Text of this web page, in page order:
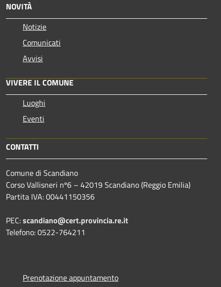
NOVITÀ
Notizie
Comunicati
Avvisi
VIVERE IL COMUNE
Luoghi
Eventi
CONTATTI
Comune di Scandiano
Corso Vallisneri nº6 – 42019 Scandiano (Reggio Emilia)
Partita IVA: 00441150356
PEC:scandiano@cert.provincia.re.it
Telefono: 0522-764211
Prenotazione appuntamento